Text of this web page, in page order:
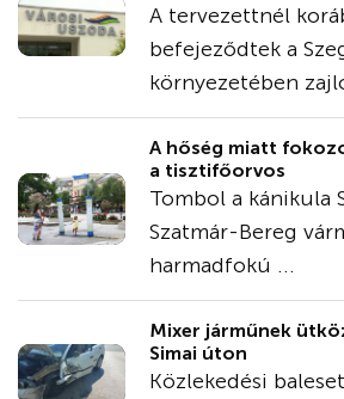
A tervezettnél
befejeződtek a
környezetében
A hőség miatt
a tisztifőorvos
Tombol a kánikula
Szatmár-Bereg
harmadfokú ...
Mixer járműnek
Simai úton
Közlekedési